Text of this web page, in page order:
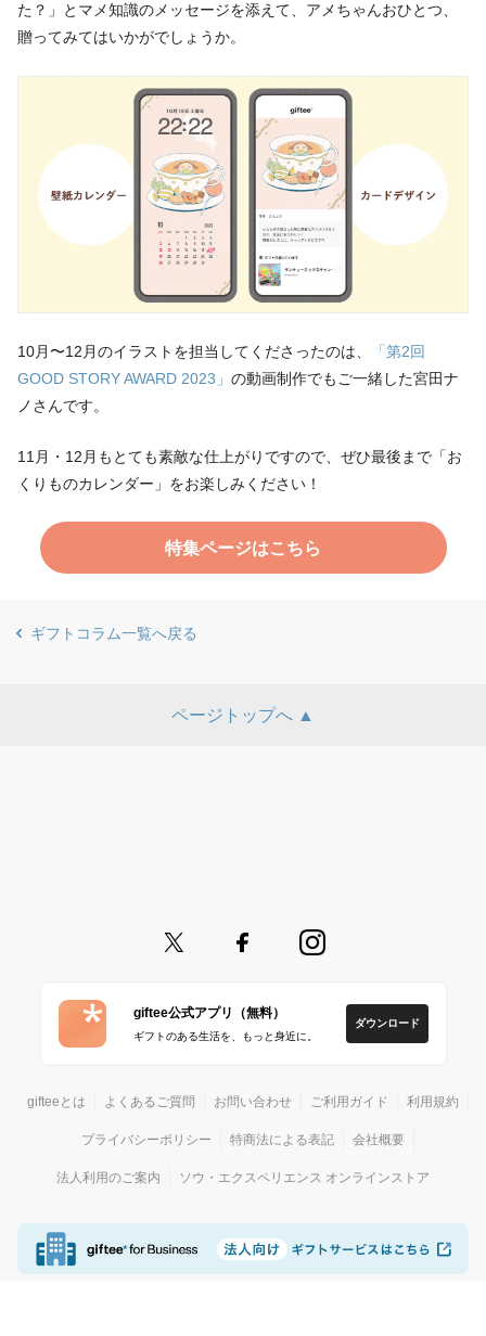
た？」とマメ知識のメッセージを添えて、アメちゃんおひとつ、
贈ってみてはいかがでしょうか。
10月〜12月のイラストを担当してくださったのは、
「第2回
GOOD STORY AWARD 2023」 の動画制作でもご一緒した宮田ナ
ノさんです。
11月・12月もとても素敵な仕上がりですので、ぜひ最後まで「お
くりものカレンダー」をお楽しみください！
特集ページはこちら
ギフトコラム一覧へ戻る
ページトップへ ▲
giftee公式アプリ（無料）
ギフトのある生活を、もっと身近に。
ダウンロード
gifteeとは よくあるご質問 お問い合わせ ご利用ガイド 利用規約
プライバシーポリシー 特商法による表記 会社概要
法人利用のご案内 ソウ・エクスペリエンス オンラインストア